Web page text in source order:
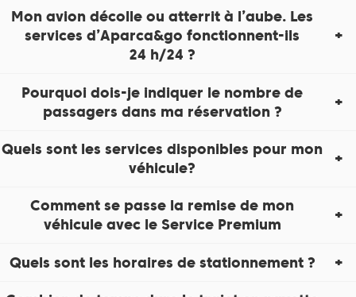
Mon avion décolle ou atterrit à l’aube. Les
services d’Aparca&go fonctionnent-ils
24 h/24 ?
Pourquoi dois-je indiquer le nombre de
passagers dans ma réservation ?
Quels sont les services disponibles pour mon
véhicule?
Comment se passe la remise de mon
véhicule avec le Service Premium
Quels sont les horaires de stationnement ?